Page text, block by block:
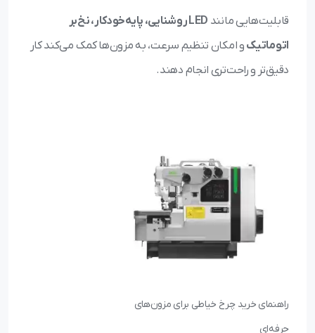
قابلیت‌هایی مانند
LED روشنایی، پایه‌خودکار، نخ‌بر
اتوماتیک و امکان تنظیم سرعت، به مزون‌ها کمک می‌کند کار
دقیق‌تر و راحت‌تری انجام دهند.
راهنمای خرید چرخ خیاطی برای مزون‌های
حرفه‌ای